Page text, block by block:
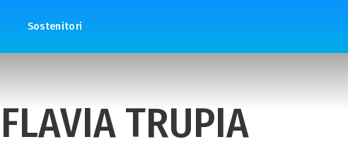
Sostenitori
FLAVIA TRUPIA